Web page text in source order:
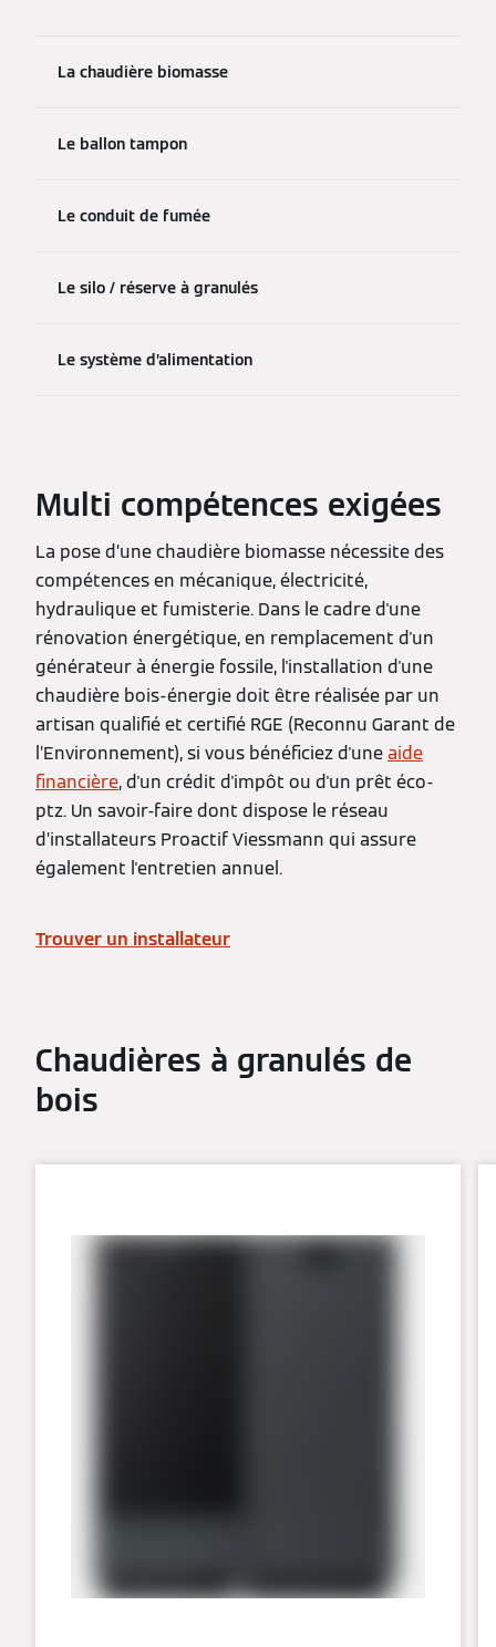
La chaudière biomasse
Le ballon tampon
Le conduit de fumée
Le silo / réserve à granulés
Le système d’alimentation
Multi compétences exigées
La pose d’une chaudière biomasse nécessite des
compétences en mécanique, électricité,
hydraulique et fumisterie. Dans le cadre d'une
rénovation énergétique, en remplacement d'un
générateur à énergie fossile, l'installation d'une
chaudière bois-énergie doit être réalisée par un
artisan qualifié et certifié RGE (Reconnu Garant de
l’Environnement), si vous bénéficiez d'uneaide
financière, d'un crédit d'impôt ou d'un prêt éco-
ptz. Un savoir-faire dont dispose le réseau
d’installateurs Proactif Viessmann qui assure
également l'entretien annuel.
Trouver un installateur
Chaudières à granulés de
bois